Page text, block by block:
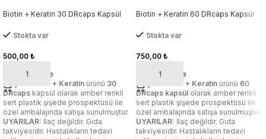
Biotin + Keratin 30 DRcaps Kapsül
Stokta var
500,00 ₺
Sepete Ekle
Dulylife Biotin + Keratin ürünü 30
DRcaps kapsül olarak amber renkli
sert plastik şişede prospektüsü ile
özel ambalajında satışa sunulmuştur.
UYARILAR: İlaç değildir. Gıda
takviyesidir. Hastalıkların tedavi
Biotin + Keratin 60 DRcaps Kapsül
Stokta var
750,00 ₺
Sepete Ekle
Biotin + Keratin ürünü 60
DRcaps kapsül olarak amber renkli
sert plastik şişede prospektüsü ile
özel ambalajında satışa sunulmuştur.
UYARILAR: İlaç değildir. Gıda
takviyesidir. Hastalıkların tedavi